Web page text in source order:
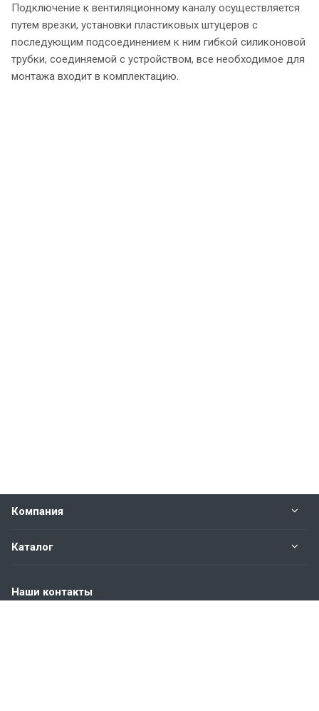
Подключение к вентиляционному каналу осуществляется
путем врезки, установки пластиковых штуцеров с
последующим подсоединением к ним гибкой силиконовой
трубки, соединяемой с устройством, все необходимое для
монтажа входит в комплектацию.
Компания
Каталог
Наши контакты